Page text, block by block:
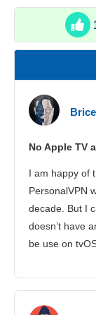
No Apple TV
I am happy of
PersonalVPN
decade. But I
doesn’t have
be use on